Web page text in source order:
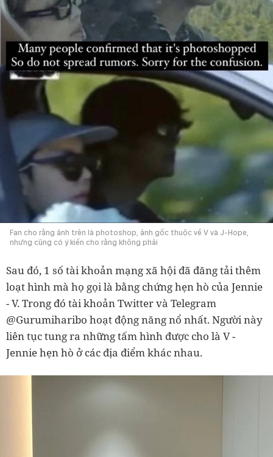
Fan cho rằng ảnh trên là photoshop, ảnh gốc thuộc về V và J-Hope,
nhưng cũng có ý kiến cho rằng không phải
Sau đó, 1 số tài khoản mạng xã hội đã đăng tải thêm
loạt hình mà họ gọi là bằng chứng hẹn hò của Jennie
- V. Trong đó tài khoản Twitter và Telegram
@Gurumiharibo hoạt động năng nổ nhất. Người này
liên tục tung ra những tấm hình được cho là V -
Jennie hẹn hò ở các địa điểm khác nhau.